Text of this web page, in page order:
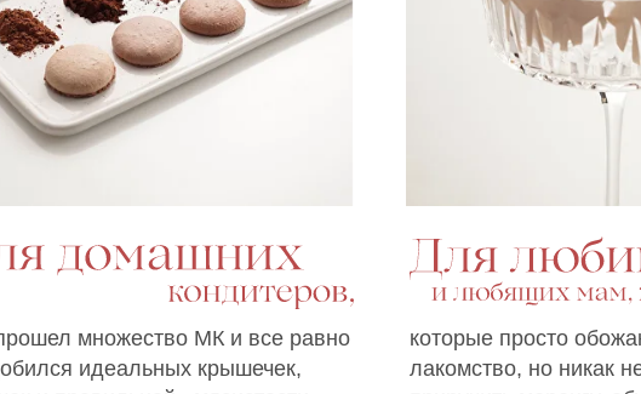
множество МК и все равно
идеальных крышечек,
которые просто
лакомство, но никак